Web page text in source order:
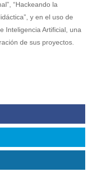
“Hackeando la
y en el uso de
Inteligencia Artificial, una
de sus proyectos.